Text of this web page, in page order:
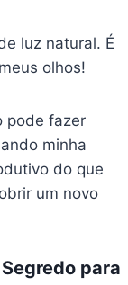
luz natural. É
olhos!
pode fazer
minha
do que
um novo
para